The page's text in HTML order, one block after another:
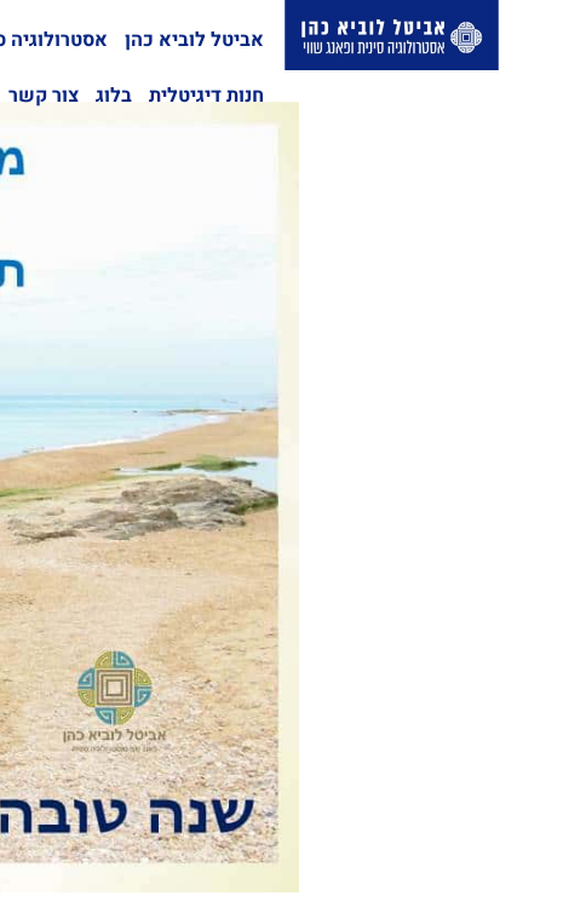
אביטל לוביא כהן אסטרולוגיה
חנות דיגיטלית
בלוג צור קשר